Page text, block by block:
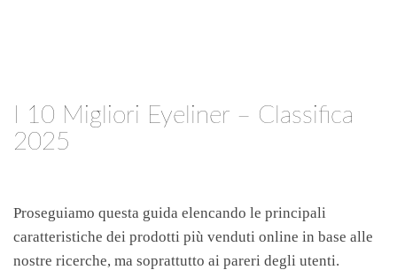
I 10 Migliori Eyeliner – Classifica
2025
Proseguiamo questa guida elencando le principali
caratteristiche dei prodotti più venduti online in base alle
nostre ricerche, ma soprattutto ai pareri degli utenti.